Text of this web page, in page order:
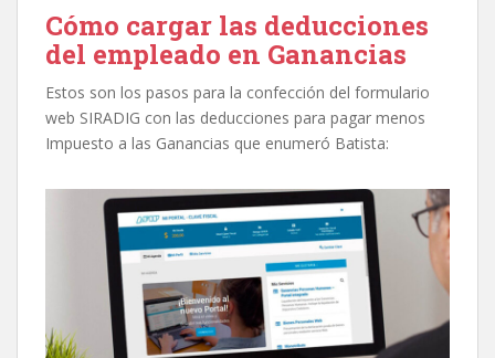
Cómo cargar las deducciones
del empleado en Ganancias
Estos son los pasos para la confección del formulario
web SIRADIG con las deducciones para pagar menos
Impuesto a las Ganancias que enumeró Batista: